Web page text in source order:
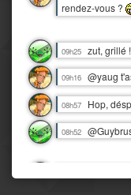
rendez-vous ?
09h25 zut, grillé !
09h16 @yaug
08h57 Hop,
08h52